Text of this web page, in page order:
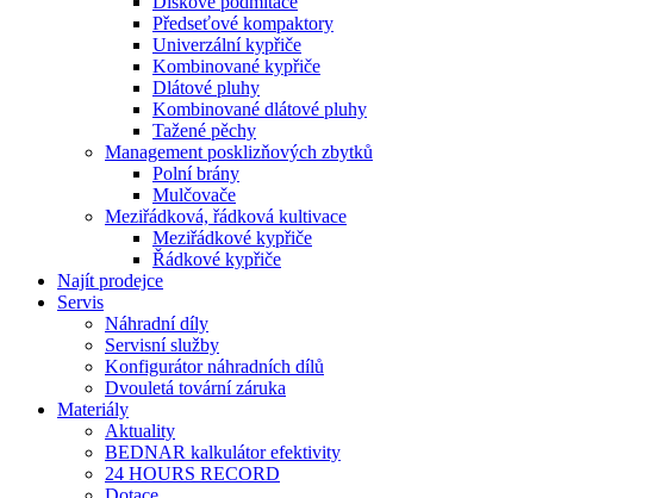
Předseťové kompaktory
Univerzální kypřiče
Kombinované kypřiče
Dlátové pluhy
Kombinované dlátové pluhy
Tažené pěchy
Management posklizňových zbytků
Polní brány
Mulčovače
Meziřádková, řádková kultivace
Meziřádkové kypřiče
Řádkové kypřiče
Najít prodejce
Servis
Náhradní díly
Servisní služby
Konfigurátor náhradních dílů
Dvouletá tovární záruka
Materiály
Aktuality
BEDNAR kalkulátor efektivity
24 HOURS RECORD